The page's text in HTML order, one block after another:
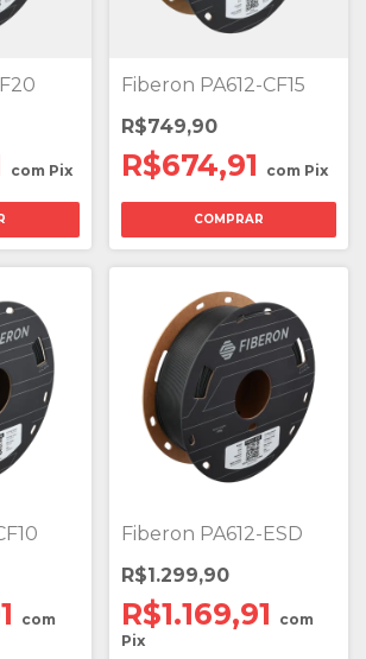
com Pix
Fiberon PA612-CF15
R$749,90
R$674,91 com Pix
COMPRAR
com
Fiberon PA612-ESD
R$1.299,90
R$1.169,91
com
Pix